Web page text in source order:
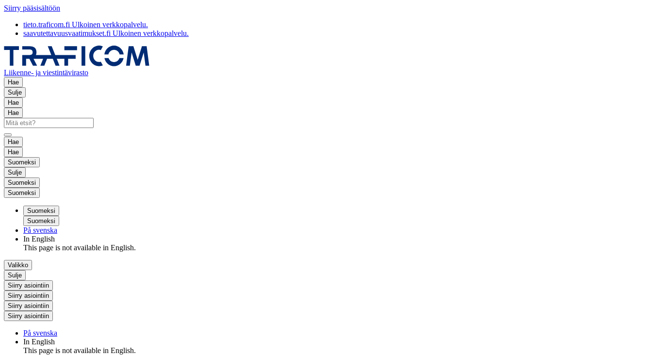
Siirry pääsisältöön
tieto.traficom.fi Ulkoinen verkkopalvelu.
saavutettavuusvaatimukset.fi Ulkoinen verkkopalvelu.
Liikenne- ja viestintävirasto
Hae
Sulje
Hae
Hae
Hae
Hae
Suomeksi
Sulje
Suomeksi
Suomeksi
Suomeksi
Suomeksi
På svenska
In English
This page is not available in English.
Valikko
Sulje
Siirry asiointiin
Siirry asiointiin
Siirry asiointiin
Siirry asiointiin
På svenska
In English
This page is not available in English.